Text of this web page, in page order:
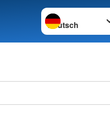
Sprache wechseln zu